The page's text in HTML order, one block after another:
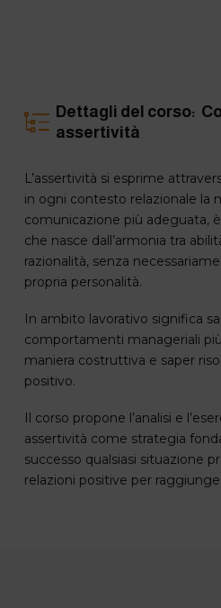
Dettagli del corso:
assertività
L’assertività si esprime
in ogni contesto relazionale la
comunicazione più adeguata,
che nasce dall’armonia tra
razionalità, senza
propria personalità.
In ambito lavorativo significa
comportamenti manageriali
maniera costruttiva e saper
positivo.
Il corso propone l’analisi e
assertività come strategia
successo qualsiasi situazione
relazioni positive per